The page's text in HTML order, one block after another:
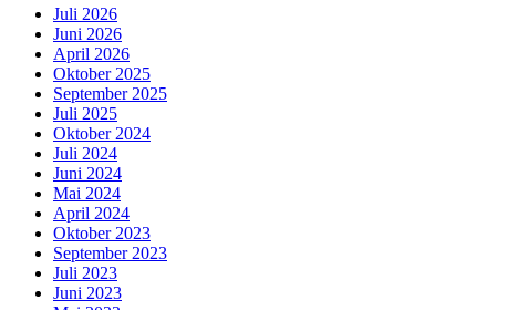
Juli 2026
Juni 2026
April 2026
Oktober 2025
September 2025
Juli 2025
Oktober 2024
Juli 2024
Juni 2024
Mai 2024
April 2024
Oktober 2023
September 2023
Juli 2023
Juni 2023